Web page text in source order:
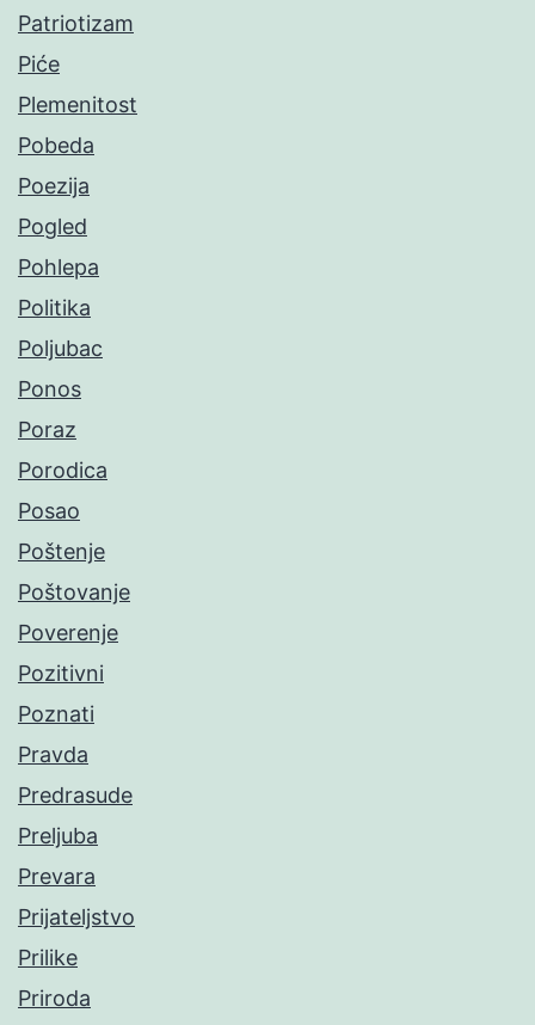
Patriotizam
Piće
Plemenitost
Pobeda
Poezija
Pogled
Pohlepa
Politika
Poljubac
Ponos
Poraz
Porodica
Posao
Poštenje
Poštovanje
Poverenje
Pozitivni
Poznati
Pravda
Predrasude
Preljuba
Prevara
Prijateljstvo
Prilike
Priroda